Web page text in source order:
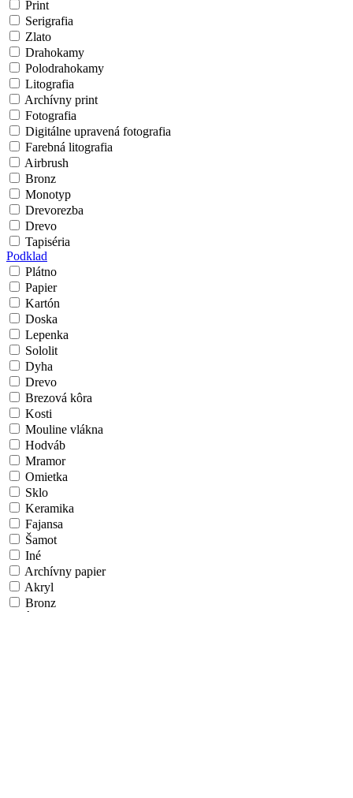
Print
Serigrafia
Zlato
Drahokamy
Polodrahokamy
Litografia
Archívny print
Fotografia
Digitálne upravená fotografia
Farebná litografia
Airbrush
Bronz
Monotyp
Drevorezba
Drevo
Tapiséria
Podklad
Plátno
Papier
Kartón
Doska
Lepenka
Sololit
Dyha
Drevo
Brezová kôra
Kosti
Mouline vlákna
Hodváb
Mramor
Omietka
Sklo
Keramika
Fajansa
Šamot
Iné
Archívny papier
Akryl
Bronz